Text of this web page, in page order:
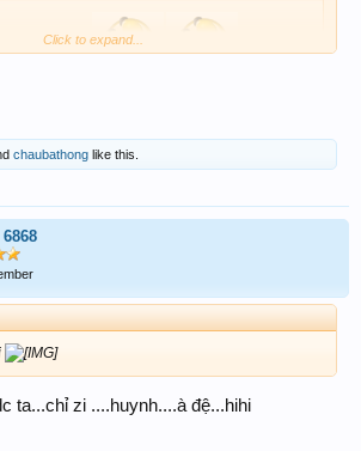
Click to expand...
chaubathong like this.
ta...chỉ zi ....huynh....à đệ...hihi